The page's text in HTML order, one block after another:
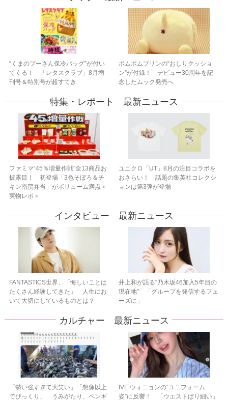
“くまのプーさん保冷バッグ”が付い
てくる！ 「レタスクラブ」8月増
刊号＆特別号が超すてき
ポムポムプリンの“おしりクッショ
ン”が付録！ デビュー30周年を記
念したムック発売へ
特集・レポート 最新ニュース
ファミマ“45％増量作戦”全13商品お
披露目！ 初登場「3色そぼろ＆チ
キン南蛮弁当」がボリューム満点＜
実物レポ＞
ユニクロ「UT」8月の注目コラボを
おさらい！ 話題の集英社コレクシ
ョンは第3弾が登場
インタビュー 最新ニュース
FANTASTICS世界、「悔しいことは
たくさん経験してきた」 人生にお
いて大切にしているものとは？
井上和が語る“乃木坂46加入5年目の
現在地” 「グループを発信するフェ
ーズに」
カルチャー 最新ニュース
「勢い強すぎて大笑い」「想像以上
でびっくり」 うみがたり、ペンギ
IVE ウォニョンの“ユニフォーム
姿”に反響！ 「ウエストばり細い」